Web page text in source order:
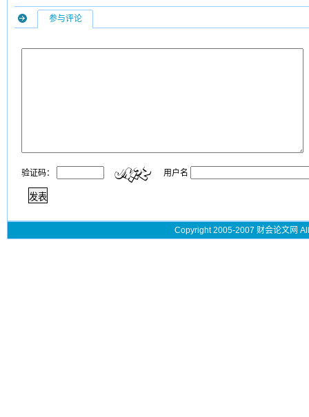
参与评论
验证码： 用户名
Copyright 2005-2007 财会论文网